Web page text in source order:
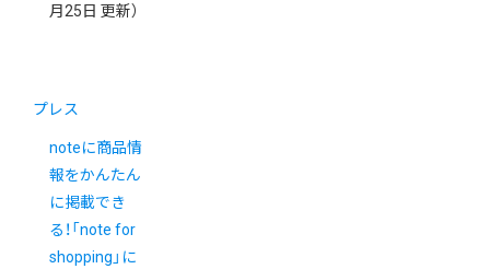
月25日 更新）
プレス
noteに商品情
報をかんたん
に掲載でき
る！「note for
shopping」に